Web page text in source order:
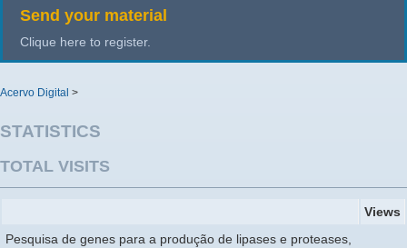
Send your material
Clique here to register.
Acervo Digital >
STATISTICS
TOTAL VISITS
Views
Pesquisa de genes para a produção de lipases e proteases,